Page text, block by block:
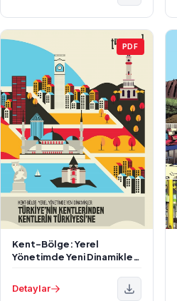
PDF
Kent-Bölge: Yerel
Yönetimde Yeni Dinamikler
Detaylar